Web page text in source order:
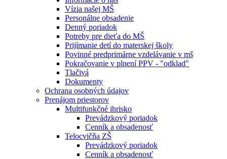
Vízia našej MŠ
Personálne obsadenie
Denný poriadok
Potreby pre dieťa do MŠ
Prijímanie detí do materskej školy
Povinné predprimárne vzdelávanie v mš
Pokračovanie v plnení PPV - "odklad"
Tlačivá
Dokumenty
Ochrana osobných údajov
Prenájom priestorov
Multifunkčné ihrisko
Prevádzkový poriadok
Cenník a obsadenosť
Telocvičňa ZŠ
Prevádzkový poriadok
Cenník a obsadenosť